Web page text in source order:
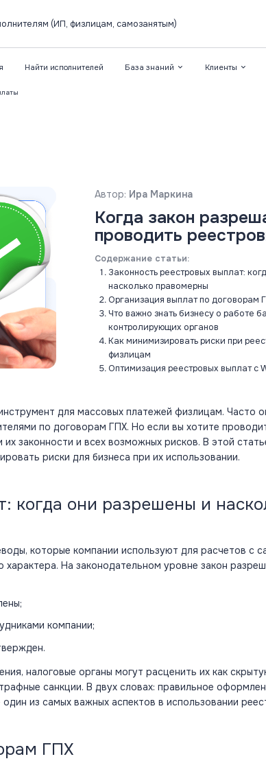
(ИП, физлицам, самозанятым)
Найти исполнителей База знаний Клиенты
Автор: Ира Маркина
Когда закон
проводить
Содержание статьи:
Законность реестровых выплат:
насколько правомерны
Организация выплат по договорам
Что важно знать бизнесу о работе
контролирующих органов
Как минимизировать риски при
физлицам
Оптимизация реестровых выплат с
для массовых платежей физлицам. Часто
по договорам ГПХ. Но если вы хотите
законности и всех возможных рисков. В этой
риски для бизнеса при их использовании.
когда они разрешены и
которые компании используют для расчетов с
характера. На законодательном уровнезакон
компании;
налоговые органы могут расценить их как
санкции. В двух словах: правильное
из самых важных аспектов в использовании
ГПХ